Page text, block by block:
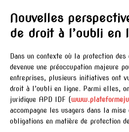
Nouvelles
de droit à l’oubli en
Dans un contexte où la protection
devenue une préoccupation majeure
entreprises, plusieurs initiatives ont
droit à l’oubli en ligne. Parmi elles,
juridique APD IDF (
accompagne les usagers dans la
obligations en matière de protection